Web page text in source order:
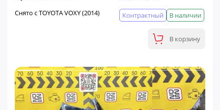
Снято с TOYOTA VOXY (2014) В наличии
Контрактный
В корзину